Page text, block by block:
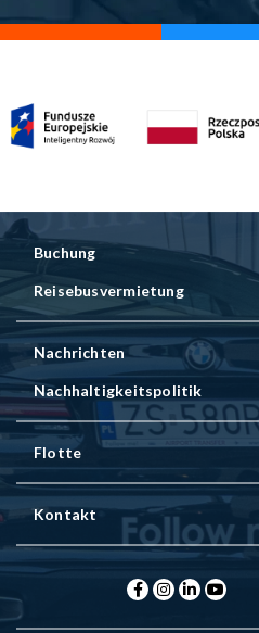
Buchung
Reisebusvermietung
Nachrichten
Nachhaltigkeitspolitik
Flotte
Kontakt